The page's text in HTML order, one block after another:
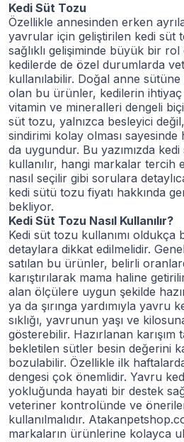
Kedi Süt Tozu
Özellikle annesinden erken
yavrular için geliştirilen kedi süt
sağlıklı gelişiminde büyük bir
kedilerde de özel durumlarda
kullanılabilir. Doğal anne
olan bu ürünler, kedilerin
vitamin ve mineralleri dengeli
süt tozu, yalnızca besleyici
sindirimi kolay olması sayesinde
da uygundur. Bu yazımızda
kullanılır, hangi markalar tercih
nasıl seçilir gibi sorulara
kedi sütü tozu fiyatı hakkında
bekliyor.
Kedi Süt Tozu Nasıl Kullanılır?
Kedi süt tozu kullanımı oldukça
detaylara dikkat edilmelidir.
satılan bu ürünler, belirli
karıştırılarak mama haline
alan ölçülere uygun şekilde
ya da şırınga yardımıyla yavru
sıklığı, yavrunun yaşı ve
gösterebilir. Hazırlanan karışım
bekletilen sütler besin değerini
bozulabilir. Özellikle ilk
dengesi çok önemlidir. Yavru
yokluğunda hayati bir destek
veteriner kontrolünde ve
kullanılmalıdır.
markaların ürünlerine kolayca